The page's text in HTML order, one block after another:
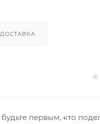
ДОСТАВКА
первым, кто